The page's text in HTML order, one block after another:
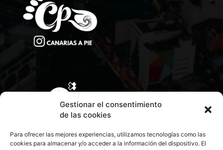
Gestionar el consentimiento
de las cookies
Para ofrecer las mejores experiencias, utilizamos tecnologías como las
cookies para almacenar y/o acceder a la información del dispositivo. El